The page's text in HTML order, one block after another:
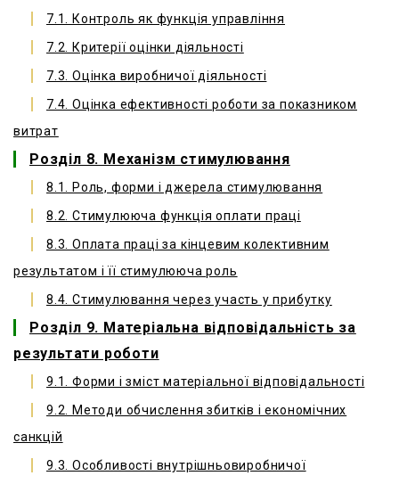
7.1. Контроль як функція управління
7.2. Критерії оцінки діяльності
7.3. Оцінка виробничої діяльності
7.4. Оцінка ефективності роботи за показником
витрат
Розділ 8. Механізм стимулювання
8.1. Роль, форми і джерела стимулювання
8.2. Стимулююча функція оплати праці
8.3. Оплата праці за кінцевим колективним
результатом і її стимулююча роль
8.4. Стимулювання через участь у прибутку
Розділ 9. Матеріальна відповідальність за
результати роботи
9.1. Форми і зміст матеріальної відповідальності
9.2. Методи обчислення збитків і економічних
санкцій
9.3. Особливості внутрішньовиробничої